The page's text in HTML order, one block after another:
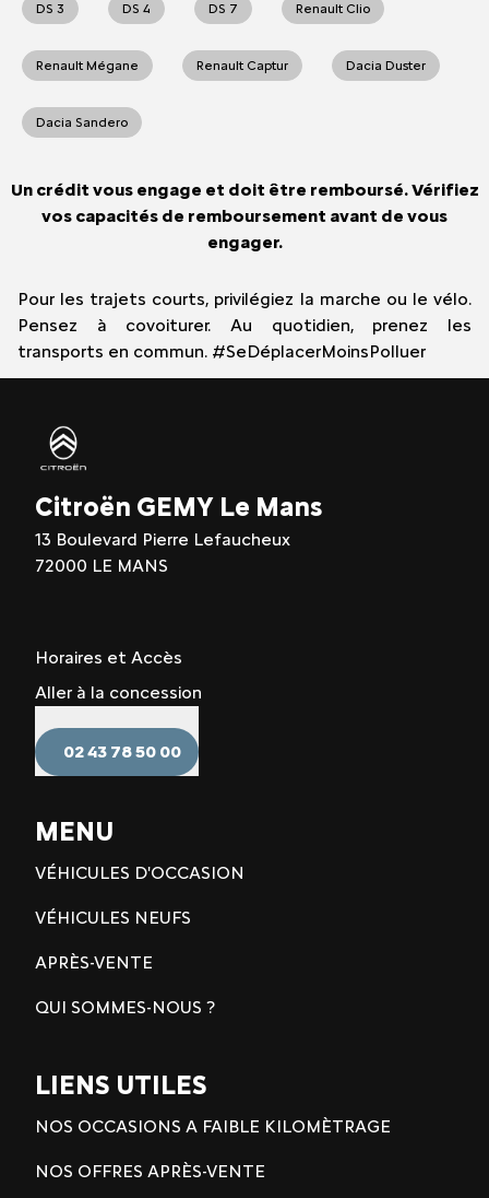
DS 3 DS 4 DS 7 Renault Clio
Renault Mégane Renault Captur Dacia Duster
Dacia Sandero
Un crédit vous engage et doit être remboursé. Vérifiez
vos capacités de remboursement avant de vous
engager.
Pour les trajets courts, privilégiez la marche ou le vélo.
Pensez à covoiturer. Au quotidien, prenez les
transports en commun. #SeDéplacerMoinsPolluer
Citroën GEMY Le Mans
13 Boulevard Pierre Lefaucheux
72000 LE MANS
Horaires et Accès
Aller à la concession
02 43 78 50 00
MENU
VÉHICULES D'OCCASION
VÉHICULES NEUFS
APRÈS-VENTE
QUI SOMMES-NOUS ?
LIENS UTILES
NOS OCCASIONS A FAIBLE KILOMÈTRAGE
NOS OFFRES APRÈS-VENTE